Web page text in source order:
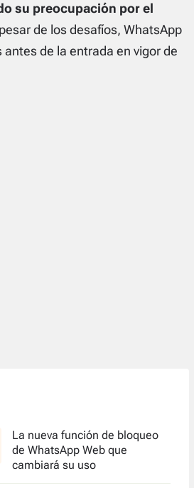
su preocupación por el
de los desafíos, WhatsApp
de la entrada en vigor de
La nueva función de bloqueo
de WhatsApp Web que
cambiará su uso